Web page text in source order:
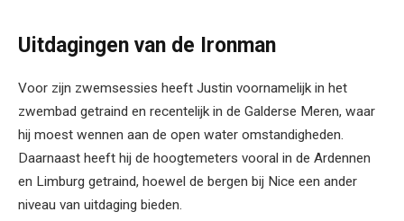
Uitdagingen van de Ironman
Voor zijn zwemsessies heeft Justin voornamelijk in het
zwembad getraind en recentelijk in de Galderse Meren, waar
hij moest wennen aan de open water omstandigheden.
Daarnaast heeft hij de hoogtemeters vooral in de Ardennen
en Limburg getraind, hoewel de bergen bij Nice een ander
niveau van uitdaging bieden.